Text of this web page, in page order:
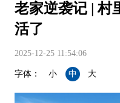
老家逆袭记 | 村
活了
2025-12-25 11:54:06
字体： 小 中 大